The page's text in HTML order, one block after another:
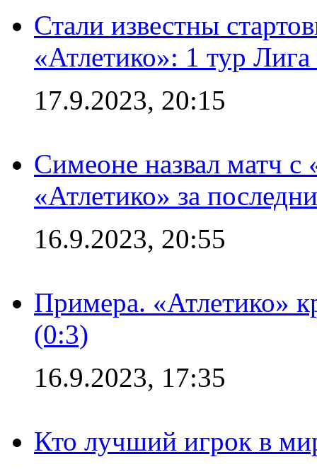
Стали известны
«Атлетико»: 1 тур
17.9.2023, 20:15
Симеоне назвал матч
«Атлетико» за
16.9.2023, 20:55
Примера. «Атлетико»
(0:3)
16.9.2023, 17:35
Кто лучший игрок в